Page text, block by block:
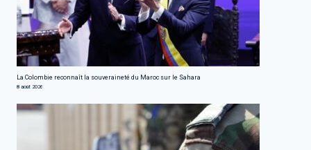
La Colombie reconnaît la souveraineté du Maroc sur le Sahara
8 août 2026